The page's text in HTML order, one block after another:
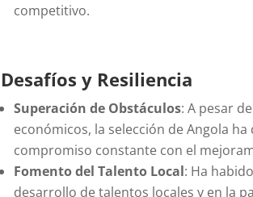
competitivo.
Desafíos y Resiliencia
Superación de Obstáculos: A pesar
económicos, la selección de Angola
compromiso constante con el
Fomento del Talento Local: Ha
desarrollo de talentos locales y en la